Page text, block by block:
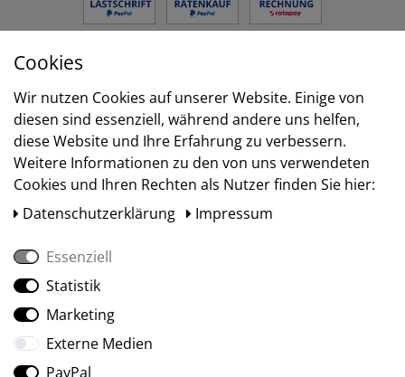
Versand
Social Media
Cookies
Wir nutzen Cookies auf unserer Website. Einige von
diesen sind essenziell, während andere uns helfen,
diese Website und Ihre Erfahrung zu verbessern.
Weitere Informationen zu den von uns verwendeten
Cookies und Ihren Rechten als Nutzer finden Sie hier:
Daten­schutz­erklärung
Impressum
Essenziell
Statistik
Marketing
Externe Medien
PayPal